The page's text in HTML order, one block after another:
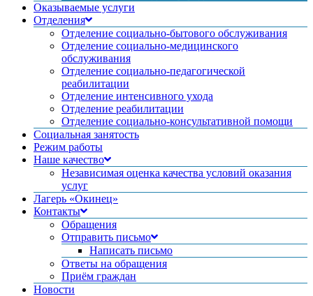
Оказываемые услуги
Отделения
Отделение социально-бытового обслуживания
Отделение социально-медицинского
обслуживания
Отделение социально-педагогической
реабилитации
Отделение интенсивного ухода
Отделение реабилитации
Отделение социально-консультативной помощи
Социальная занятость
Режим работы
Наше качество
Независимая оценка качества условий оказания
услуг
Лагерь «Окинец»
Контакты
Обращения
Отправить письмо
Написать письмо
Ответы на обращения
Приём граждан
Новости